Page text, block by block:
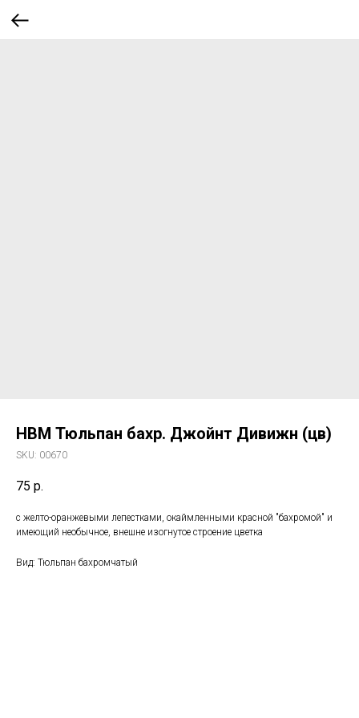
HBM Тюльпан бахр. Джойнт Дивижн (цв)
SKU: 00670
75 р.
с желто-оранжевыми лепестками, окаймленными красной "бахромой" и
имеющий необычное, внешне изогнутое строение цветка
Вид: Тюльпан бахромчатый